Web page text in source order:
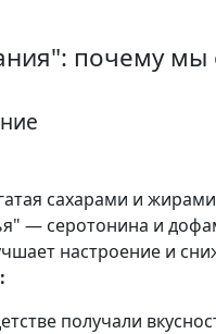
почему
сахарами и
— серотонина и
настроение и
получали